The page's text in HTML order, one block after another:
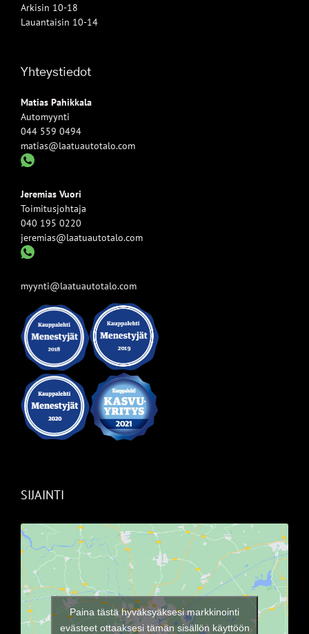
Arkisin 10-18
Lauantaisin 10-14
Yhteystiedot
Matias Pahikkala
Automyynti
044 559 0494
matias@laatuautotalo.com
Jeremias Vuori
Toimitusjohtaja
040 195 0220
jeremias@laatuautotalo.com
myynti@laatuautotalo.com
SIJAINTI
Paina tästä hyväksyäksesi markkinointi
evästeet ottaaksesi tämän sisällön käyttöön